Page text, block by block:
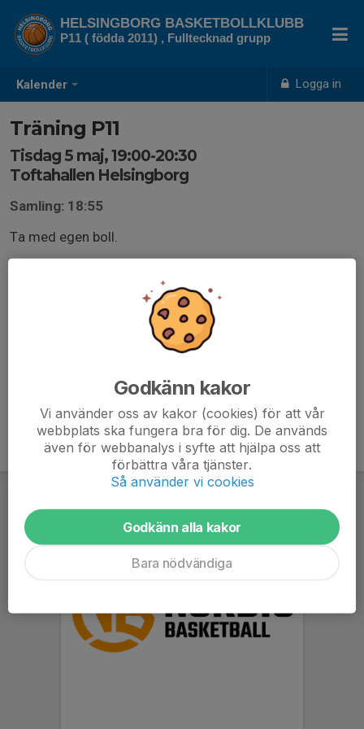
Kalender Logga in
HELSINGBORG BASKETBOLLKLUBB
P11 ( födda 2011) , Fulltecknad grupp
Träning P11
Tisdag 5 maj, 19:00-20:30
Toftahallen Helsingborg
Samling: 18:55
Ta med egen boll.
Godkänn kakor
Vi använder oss av kakor (cookies) för att vår
webbplats ska fungera bra för dig. De används
även för webbanalys i syfte att hjälpa oss att
förbättra våra tjänster.
Så använder vi cookies
Godkänn alla kakor
Bara nödvändiga